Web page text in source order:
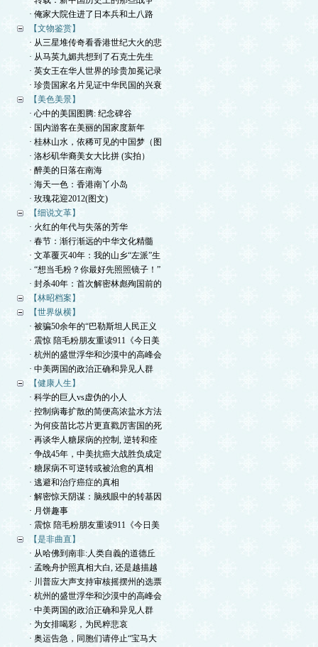
· 俺家大院住进了日本兵和土八路
【文物鉴赏】
· 从三星堆传奇看香港世纪大火的悲
· 从马英九媚共想到了石克士先生
· 英女王在华人世界的珍贵加冕记录
· 珍贵国家名片见证中华民国的兴衰
【美色美景】
· 心中的美国图腾: 纪念碑谷
· 国内游客在美丽的国家度新年
· 桂林山水，依稀可见的中国梦（图
· 洛杉矶华裔美女大比拼 (实拍）
· 醉美的日落在南海
· 海天一色：香港南丫小岛
· 玫瑰花迎2012(图文)
【细说文革】
· 火红的年代与失落的芳华
· 春节：渐行渐远的中华文化精髓
· 文革覆灭40年：我的山乡“左派”生
· “想当毛粉？你最好先照照镜子！”
· 封杀40年：首次解密林彪殉国前的
【林昭档案】
【世界纵横】
· 被骗50余年的“巴勒斯坦人民正义
· 震惊 陪毛粉朋友重读911《今日美
· 杭州的盛世浮华和沙漠中的高峰会
· 中美两国的政治正确和异见人群
【健康人生】
· 科学的巨人vs虚伪的小人
· 控制病毒扩散的简便高浓盐水方法
· 为何疫苗比芯片更直戳厉害国的死
· 再谈华人糖尿病的控制, 逆转和痊
· 争战45年，中美抗癌大战胜负成定
· 糖尿病不可逆转或被治愈的真相
· 逃避和治疗癌症的真相
· 解密惊天阴谋：脑残眼中的转基因
· 月饼趣事
· 震惊 陪毛粉朋友重读911《今日美
【是非曲直】
· 从哈佛到南非:人类自義的道德丘
· 孟晚舟护照真相大白, 还是越描越
· 川普应大声支持审核摇摆州的选票
· 杭州的盛世浮华和沙漠中的高峰会
· 中美两国的政治正确和异见人群
· 为女排喝彩，为民粹悲哀
· 奥运告急，同胞们请停止“宝马大